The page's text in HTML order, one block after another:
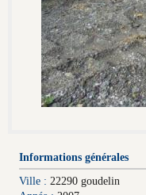
Informations générales
Ville : 22290 goudelin